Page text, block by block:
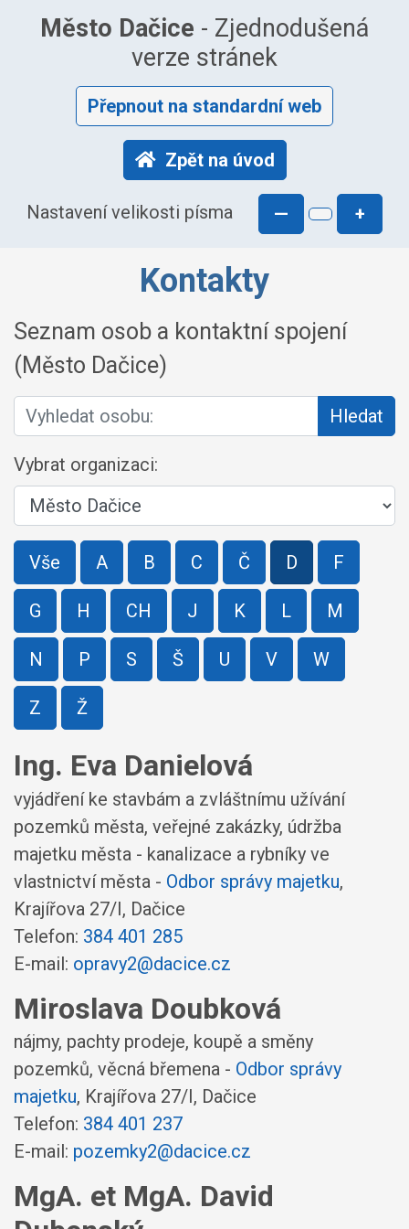
Město Dačice - Zjednodušená
verze stránek
Přepnout na standardní web
Zpět na úvod
Nastavení velikosti písma — +
Kontakty
Seznam osob a kontaktní spojení
(Město Dačice)
Vyhledat osobu: Hledat
Vybrat organizaci:
Vše A B C Č D F
G H CH J K L M
N P S Š U V W
Z Ž
Ing. Eva Danielová
vyjádření ke stavbám a zvláštnímu užívání
pozemků města, veřejné zakázky, údržba
majetku města - kanalizace a rybníky ve
vlastnictví města - Odbor správy majetku,
Krajířova 27/I, Dačice
Telefon: 384 401 285
E-mail: opravy2@dacice.cz
Miroslava Doubková
nájmy, pachty prodeje, koupě a směny
pozemků, věcná břemena - Odbor správy
majetku, Krajířova 27/I, Dačice
Telefon: 384 401 237
E-mail: pozemky2@dacice.cz
MgA. et MgA. David